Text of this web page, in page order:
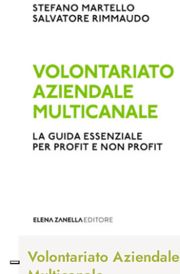
Volontariato Aziendale